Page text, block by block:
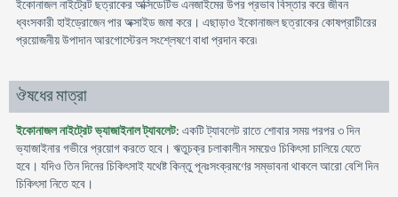
ইকোনাজল নাইট্রেট ছত্রাকের অক্সিডেটিভ এনজাইমের উপর প্রভাব বিস্তার করে জীবন
ধ্বংসকারী হাইড্রোজেন পার অক্সাইড জমা করে। এছাড়াও ইকোনাজল ছত্রাকের কোষপ্রাচীরের
প্রয়োজনীয় উপাদান আরগোস্টেরল সংশ্লেষণে বাধা প্রদান করে৷
ঔষধের মাত্রা
ইকোনাজল নাইট্রেট ভ্যাজাইনাল ট্যাবলেট: একটি ট্যাবলেট রাতে শোবার সময় পরপর ৩ দিন
ভ্যাজাইনার গভীরে প্রয়োগ করতে হবে। ঋতুচক্র চলাকালীন সময়েও চিকিৎসা চালিয়ে যেতে
হবে। যদিও তিন দিনের চিকিৎসাই যথেষ্ট কিন্তু পূনঃসংক্রমণের সম্ভাবনা থাকলে আরো বেশি দিন
চিকিৎসা নিতে হবে।